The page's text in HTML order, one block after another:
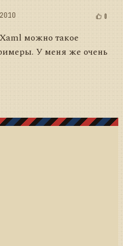
0
можно такое
У меня же очень